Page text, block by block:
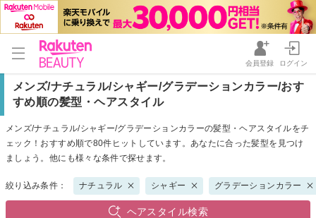
会員登録 ログイン
メンズ/ナチュラル/シャギー/グラデーションカラー/おす
すめ順の髪型・ヘアスタイル
メンズ/ナチュラル/シャギー/グラデーションカラーの髪型・ヘアスタイルをチ
ェック！おすすめ順で80件ヒットしています。あなたに合った髪型を見つけ
ましょう。他にも様々な条件で探せます。
絞り込み条件： ナチュラル シャギー グラデーションカラー
ヘアスタイル検索